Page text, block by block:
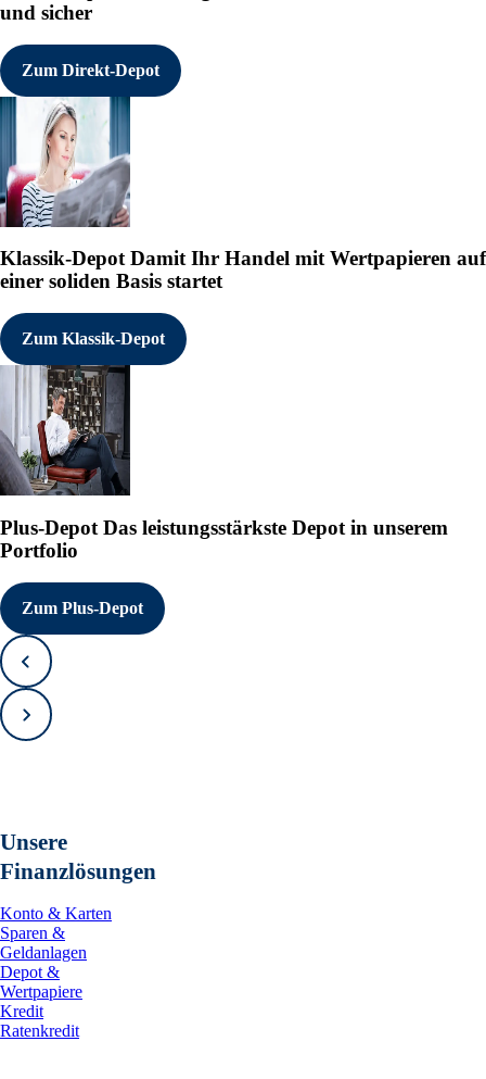
und sicher
Zum Direkt-Depot
Klassik-DepotDamit Ihr Handel mit Wertpapieren auf
einer soliden Basis startet
Zum Klassik-Depot
Plus-Depot Das leistungsstärkste Depot in unserem
Portfolio
Zum Plus-Depot
Zurück
Vorwärts
Unsere
Finanzlösungen
Konto & Karten
Sparen &
Geldanlagen
Depot &
Wertpapiere
Kredit
Ratenkredit